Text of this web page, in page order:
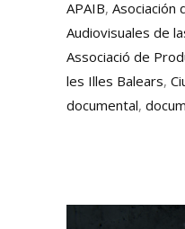
APAIB, Asociación
Audiovisuales de
Associació de
les Illes Balears,
documental,